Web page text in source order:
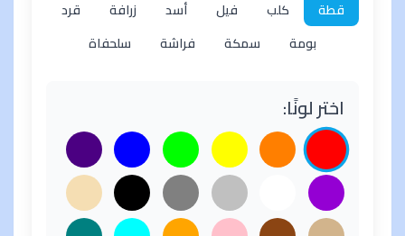
قطة كلب فيل أسد زرافة قرد
بومة سمكة فراشة سلحفاة
اختر لونًا: